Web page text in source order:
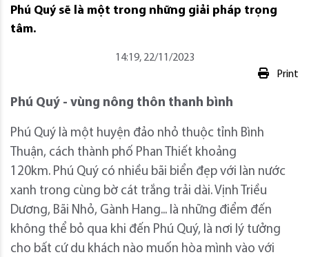
Phú Quý sẽ là một trong những giải pháp trọng
tâm.
14:19, 22/11/2023
Print
Phú Quý - vùng nông thôn thanh bình
Phú Quý là một huyện đảo nhỏ thuộc tỉnh Bình
Thuận, cách thành phố Phan Thiết khoảng
120km. Phú Quý có nhiều bãi biển đẹp với làn nước
xanh trong cùng bờ cát trắng trải dài. Vịnh Triều
Dương, Bãi Nhỏ, Gành Hang... là những điểm đến
không thể bỏ qua khi đến Phú Quý, là nơi lý tưởng
cho bất cứ du khách nào muốn hòa mình vào với